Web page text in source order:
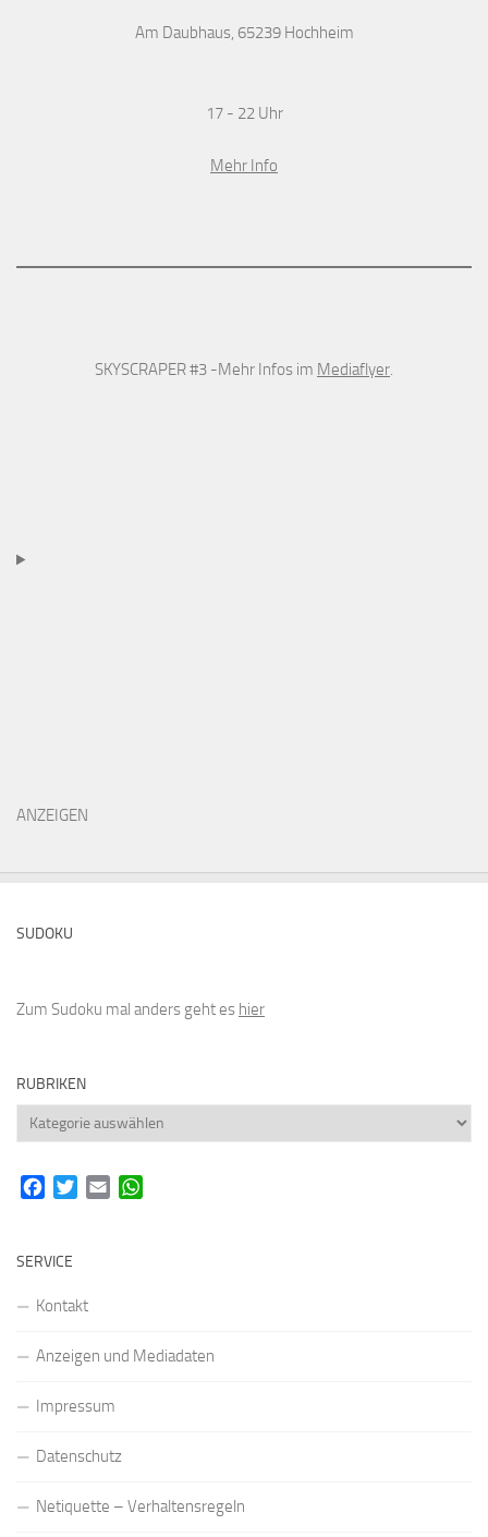
Am Daubhaus, 65239 Hochheim
17 - 22 Uhr
Mehr Info
SKYSCRAPER #3 -Mehr Infos im Mediaflyer.
ANZEIGEN
SUDOKU
Zum Sudoku mal anders geht es hier
RUBRIKEN
Rubriken
FacebookTwitterEmail
SERVICE
Kontakt
Anzeigen und Mediadaten
Impressum
Datenschutz
Netiquette – Verhaltensregeln